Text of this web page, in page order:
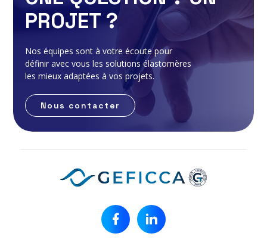
PROJET ?
Nos équipes sont à votre écoute pour
définir avec vous les solutions élastomères
les mieux adaptées à vos projets.
Nous contacter